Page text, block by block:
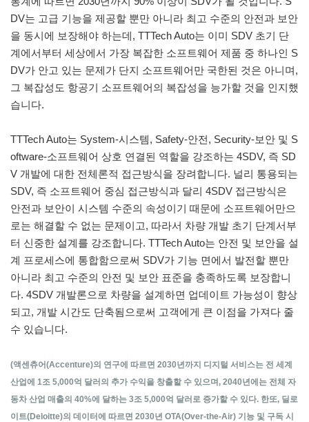
DV는 고급 기능을 제공할 뿐만 아니라 최고 수준의 안전과 보안
을 동시에 보장해야 하는데, TTTech Auto는 이미 SDV 초기 단
계에서부터 세상에서 가장 복잡한 소프트웨어 제품 중 하나인 S
DV가 안고 있는 문제가 단지 소프트웨어만 국한된 것은 아니며,
그 복잡성도 항공기 소프트웨어의 복잡성을 능가할 것을 인지했
습니다.
TTTech Auto는 System-시스템, Safety-안전, Security-보안 및 S
oftware-소프트웨어 상호 연결된 역할을 강조하는 4SDV, 즉 SD
V 개발에 대한 전체론적 접근방식을 장려합니다. 널리 통용되는
SDV, 즉 소프트웨어 중심 접근방식과 달리 4SDV 접근방식은
안전과 보안이 시스템 수준의 속성이기 때문에 소프트웨어만으
로는 해결할 수 없는 문제이고, 따라서 차량 개발 초기 단계서부
터 신중한 설계를 강조합니다. TTTech Auto는 안전 및 보안을 설
계 프로세스에 통합함으로써 SDV가 기능 면에서 발전할 뿐만
아니라 최고 수준의 안전 및 보안 표준을 충족하도록 보장합니
다. 4SDV 개발론으로 차량을 설계하면 업데이트 가능성이 향상
되고, 개발 시간도 단축됨으로써 고객에게 큰 이점을 가져다 줄
수 있습니다.
(액센츄어(Accenture)의 연구에 따르면 2030년까지 디지털 서비스는 전 세계
산업에 1조 5,000억 달러의 추가 수익을 창출할 수 있으며, 2040년에는 전체 자
동차 산업 매출의 40%에 달하는 3조 5,000억 달러로 증가할 수 있다. 한또, 딜로
이트(Deloitte)의 데이터에 따르면 2030년 OTA(Over-the-Air) 기능 및 구독 시